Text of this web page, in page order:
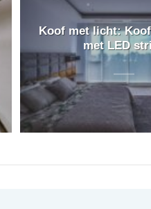
Koof met licht:
met LED